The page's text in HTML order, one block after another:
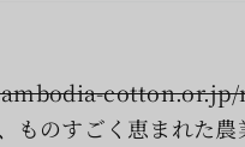
cotton.or.jp/
ものすごく恵まれた